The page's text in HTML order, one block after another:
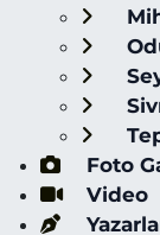
Foto
Video